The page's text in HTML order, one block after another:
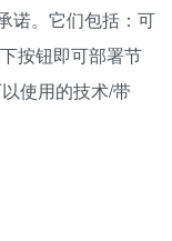
诺。它们包括：可
按钮即可部署节
使用的技术/带